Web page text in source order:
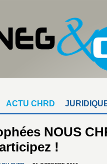
ACTU CHRD
NOUS
!